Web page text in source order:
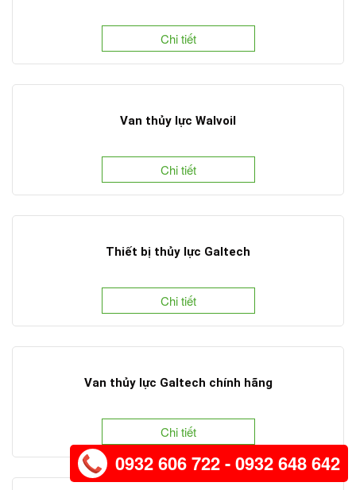
Chi tiết
Van thủy lực Walvoil
Chi tiết
Thiết bị thủy lực Galtech
Chi tiết
Van thủy lực Galtech chính hãng
Chi tiết
0932 606 722 - 0932 648 642